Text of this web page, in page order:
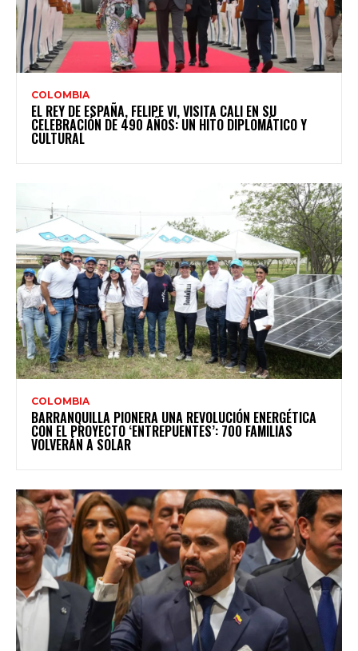
COLOMBIA
EL REY DE ESPAÑA, FELIPE VI, VISITA CALI EN SU
CELEBRACIÓN DE 490 AÑOS: UN HITO DIPLOMÁTICO Y
CULTURAL
COLOMBIA
BARRANQUILLA PIONERA UNA REVOLUCIÓN ENERGÉTICA
CON EL PROYECTO ‘ENTREPUENTES’: 700 FAMILIAS
VOLVERÁN A SOLAR